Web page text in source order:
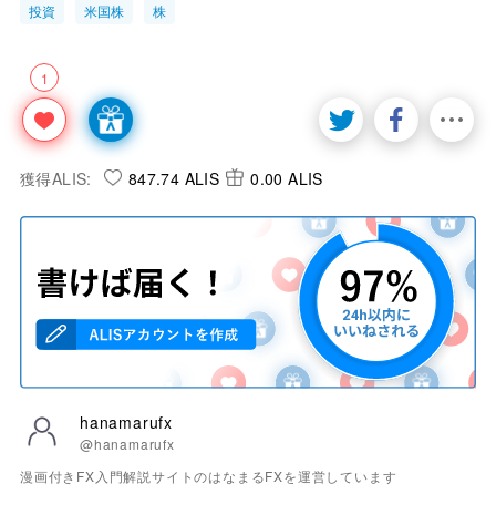
投資 米国株 株
1
獲得ALIS: 847.74 ALIS 0.00 ALIS
hanamarufx
@hanamarufx
漫画付きFX入門解説サイトのはなまるFXを運営しています